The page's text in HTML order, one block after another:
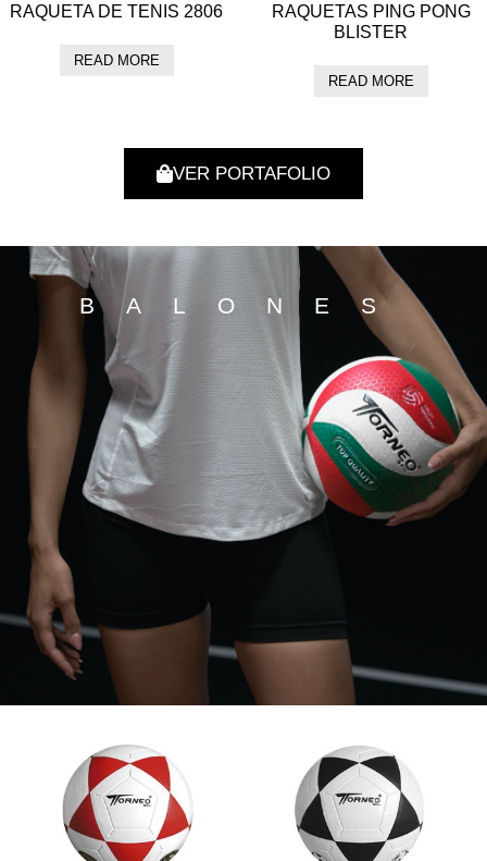
RAQUETA DE TENIS 2806
READ MORE
RAQUETAS PING PONG
BLISTER
READ MORE
VER PORTAFOLIO
BALONES